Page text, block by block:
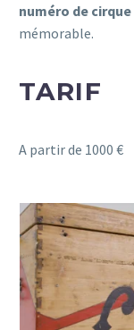
numéro de cirque
mémorable.
TARIF
A partir de 1000 €